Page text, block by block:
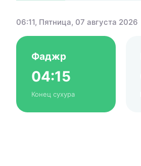
06:11, Пятница, 07 августа 2026
Фаджр
04:15
Конец сухура